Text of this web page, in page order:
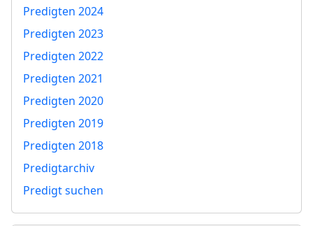
Predigten 2024
Predigten 2023
Predigten 2022
Predigten 2021
Predigten 2020
Predigten 2019
Predigten 2018
Predigtarchiv
Predigt suchen